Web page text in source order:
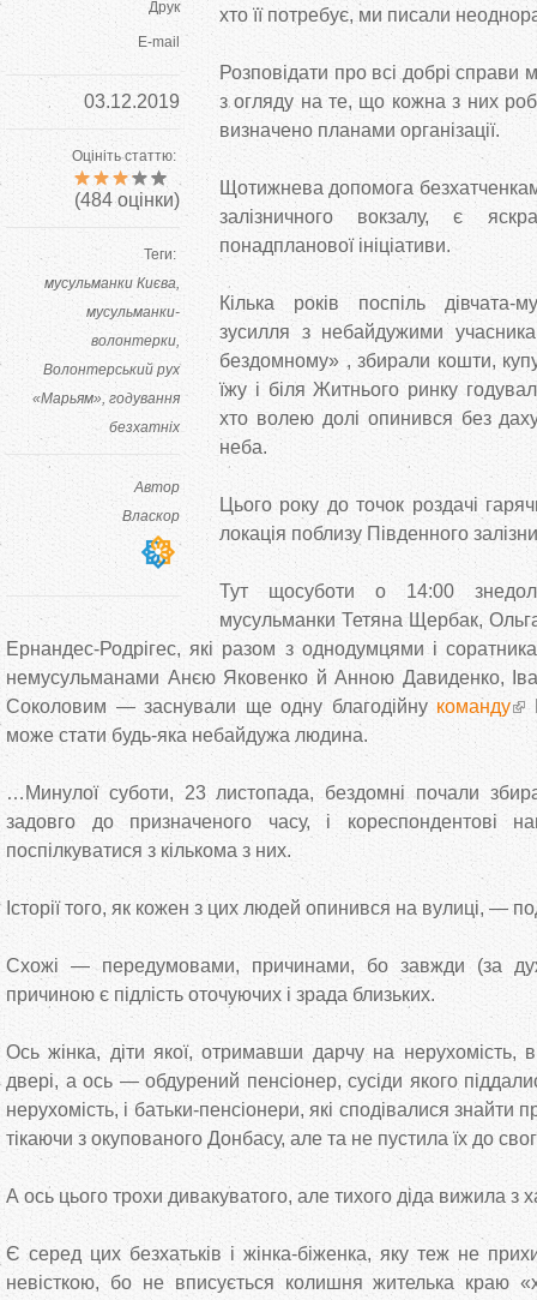
Друк
E-mail
03.12.2019
Оцініть статтю:
(484оцінки)
Теги:
мусульманки Києва
мусульманки-
волонтерки
Волонтерський рух
«Марьям» годування
безхатніх
Автор
Власкор
хто її потребує, ми писали
Розповідати про всі добрі
з огляду на те, що кожна з них
визначено планами організації.
Щотижнева допомога
залізничного вокзалу, є
понадпланової ініціативи.
Кілька років поспіль дівчата-
зусилля з небайдужими
бездомному» , збирали кошти,
їжу і біля Житнього ринку
хто волею долі опинився без
неба.
Цього року до точок роздачі
локація поблизу Південного
Тут щосуботи о 14:00
мусульманки Тетяна Щербак,
Ернандес-Родрігес, які разом з однодумцями і
немусульманами Анєю Яковенко й Анною Давиденко,
Соколовим — заснували ще одну благодійну команду
може стати будь-яка небайдужа людина.
…Минулої суботи, 23 листопада, бездомні почали
задовго до призначеного часу, і кореспондентові
поспілкуватися з кількома з них.
Історії того, як кожен з цих людей опинився на вулиці, —
Схожі — передумовами, причинами, бо завжди (за
причиною є підлість оточуючих і зрада близьких.
Ось жінка, діти якої, отримавши дарчу на нерухомість,
двері, а ось — обдурений пенсіонер, сусіди якого
нерухомість, і батьки-пенсіонери, які сподівалися знайти
тікаючи з окупованого Донбасу, але та не пустила їх до
А ось цього трохи дивакуватого, але тихого діда вижила з
Є серед цих безхатьків і жінка-біженка, яку теж не
невісткою, бо не вписується колишня жителька краю